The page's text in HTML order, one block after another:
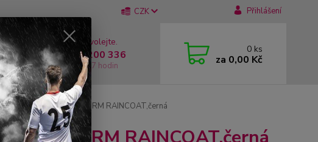
CZK Přihlášení
Nevíte si rady? Zavolejte.
tel: +420 737 200 336
Pondělí-Pátek: 8 - 17 hodin
0 ks
za 0,00 Kč
bunda JOMA STORM RAINCOAT,černá